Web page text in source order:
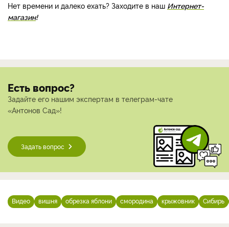
Нет времени и далеко ехать? Заходите в наш Интернет-
магазин!
Есть вопрос?
Задайте его нашим экспертам в телеграм-чате
«Антонов Сад»!
Задать вопрос
Видео вишня обрезка яблони смородина крыжовник Сибирь